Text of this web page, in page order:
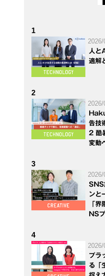
1
2026/
人と
適解
2
2026/
告技
2 酷
変動
3
2026/
SNS
ンと
「
NS
4
2026/
プラ
る「